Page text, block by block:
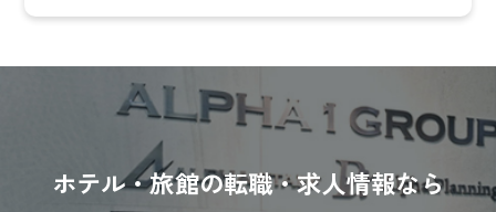
ホテル・旅館の転職・求人情報なら